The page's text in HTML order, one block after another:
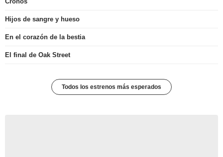
Hijos de sangre y hueso
En el corazón de la bestia
El final de Oak Street
Todos los estrenos más esperados